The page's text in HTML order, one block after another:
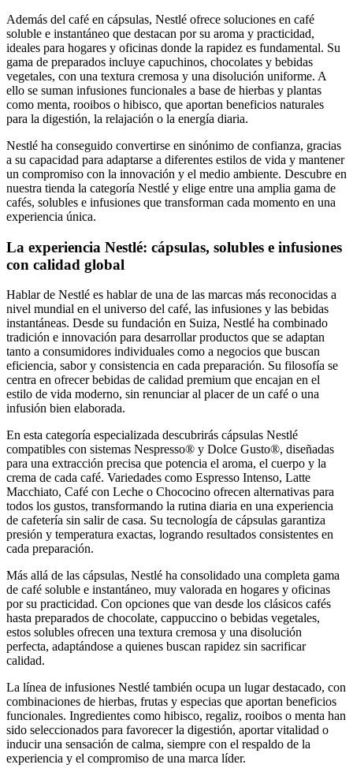
Además del café en cápsulas, Nestlé ofrece soluciones en café
soluble e instantáneo que destacan por su aroma y practicidad,
ideales para hogares y oficinas donde la rapidez es fundamental. Su
gama de preparados incluye capuchinos, chocolates y bebidas
vegetales, con una textura cremosa y una disolución uniforme. A
ello se suman infusiones funcionales a base de hierbas y plantas
como menta, rooibos o hibisco, que aportan beneficios naturales
para la digestión, la relajación o la energía diaria.
Nestlé ha conseguido convertirse en sinónimo de confianza, gracias
a su capacidad para adaptarse a diferentes estilos de vida y mantener
un compromiso con la innovación y el medio ambiente. Descubre en
nuestra tienda la categoría Nestlé y elige entre una amplia gama de
cafés, solubles e infusiones que transforman cada momento en una
experiencia única.
La experiencia Nestlé: cápsulas, solubles e infusiones
con calidad global
Hablar de Nestlé es hablar de una de las marcas más reconocidas a
nivel mundial en el universo del café, las infusiones y las bebidas
instantáneas. Desde su fundación en Suiza, Nestlé ha combinado
tradición e innovación para desarrollar productos que se adaptan
tanto a consumidores individuales como a negocios que buscan
eficiencia, sabor y consistencia en cada preparación. Su filosofía se
centra en ofrecer bebidas de calidad premium que encajan en el
estilo de vida moderno, sin renunciar al placer de un café o una
infusión bien elaborada.
En esta categoría especializada descubrirás cápsulas Nestlé
compatibles con sistemas Nespresso® y Dolce Gusto®, diseñadas
para una extracción precisa que potencia el aroma, el cuerpo y la
crema de cada café. Variedades como Espresso Intenso, Latte
Macchiato, Café con Leche o Chococino ofrecen alternativas para
todos los gustos, transformando la rutina diaria en una experiencia
de cafetería sin salir de casa. Su tecnología de cápsulas garantiza
presión y temperatura exactas, logrando resultados consistentes en
cada preparación.
Más allá de las cápsulas, Nestlé ha consolidado una completa gama
de café soluble e instantáneo, muy valorada en hogares y oficinas
por su practicidad. Con opciones que van desde los clásicos cafés
hasta preparados de chocolate, cappuccino o bebidas vegetales,
estos solubles ofrecen una textura cremosa y una disolución
perfecta, adaptándose a quienes buscan rapidez sin sacrificar
calidad.
La línea de infusiones Nestlé también ocupa un lugar destacado, con
combinaciones de hierbas, frutas y especias que aportan beneficios
funcionales. Ingredientes como hibisco, regaliz, rooibos o menta han
sido seleccionados para favorecer la digestión, aportar vitalidad o
inducir una sensación de calma, siempre con el respaldo de la
experiencia y el compromiso de una marca líder.